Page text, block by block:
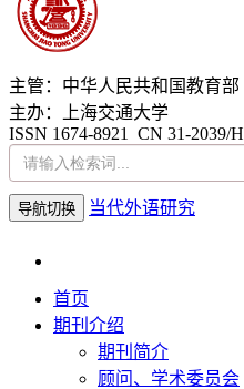
主管：中华人民共和国教育部
主办：上海交通大学
ISSN 1674-8921 CN 31-2039/H
导航切换 当代外语研究
首页
期刊介绍
期刊简介
顾问、学术委员会